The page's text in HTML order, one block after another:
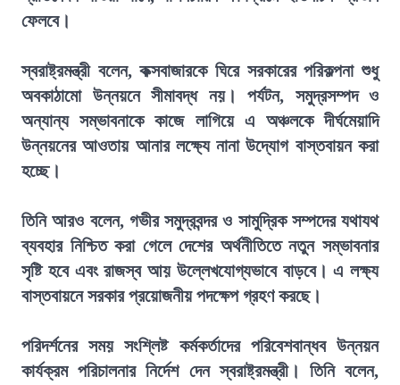
ফেলবে।
স্বরাষ্ট্রমন্ত্রী বলেন, কক্সবাজারকে ঘিরে সরকারের পরিকল্পনা শুধু
অবকাঠামো উন্নয়নে সীমাবদ্ধ নয়। পর্যটন, সমুদ্রসম্পদ ও
অন্যান্য সম্ভাবনাকে কাজে লাগিয়ে এ অঞ্চলকে দীর্ঘমেয়াদি
উন্নয়নের আওতায় আনার লক্ষ্যে নানা উদ্যোগ বাস্তবায়ন করা
হচ্ছে।
তিনি আরও বলেন, গভীর সমুদ্রবন্দর ও সামুদ্রিক সম্পদের যথাযথ
ব্যবহার নিশ্চিত করা গেলে দেশের অর্থনীতিতে নতুন সম্ভাবনার
সৃষ্টি হবে এবং রাজস্ব আয় উল্লেখযোগ্যভাবে বাড়বে। এ লক্ষ্য
বাস্তবায়নে সরকার প্রয়োজনীয় পদক্ষেপ গ্রহণ করছে।
পরিদর্শনের সময় সংশ্লিষ্ট কর্মকর্তাদের পরিবেশবান্ধব উন্নয়ন
কার্যক্রম পরিচালনার নির্দেশ দেন স্বরাষ্ট্রমন্ত্রী। তিনি বলেন,